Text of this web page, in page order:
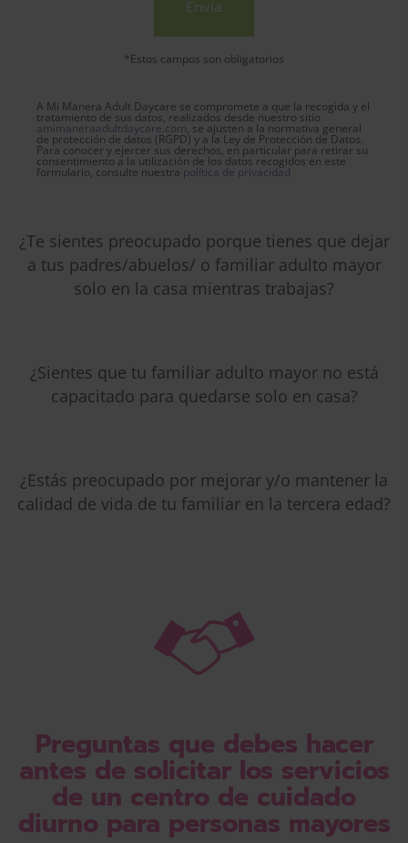
*Estos campos son obligatorios
A Mi Manera Adult Daycare se compromete a que la recogida y el
tratamiento de sus datos, realizados desde nuestro sitio
amimaneraadultdaycare.com, se ajusten a la normativa general
de protección de datos (RGPD) y a la Ley de Protección de Datos.
Para conocer y ejercer sus derechos, en particular para retirar su
consentimiento a la utilización de los datos recogidos en este
formulario, consulte nuestra política de privacidad
¿Te sientes preocupado porque tienes que dejar
a tus padres/abuelos/ o familiar adulto mayor
solo en la casa mientras trabajas?
¿Sientes que tu familiar adulto mayor no está
capacitado para quedarse solo en casa?
¿Estás preocupado por mejorar y/o mantener la
calidad de vida de tu familiar en la tercera edad?
Preguntas que debes hacer
antes de solicitar los servicios
de un centro de cuidado
diurno para personas mayores